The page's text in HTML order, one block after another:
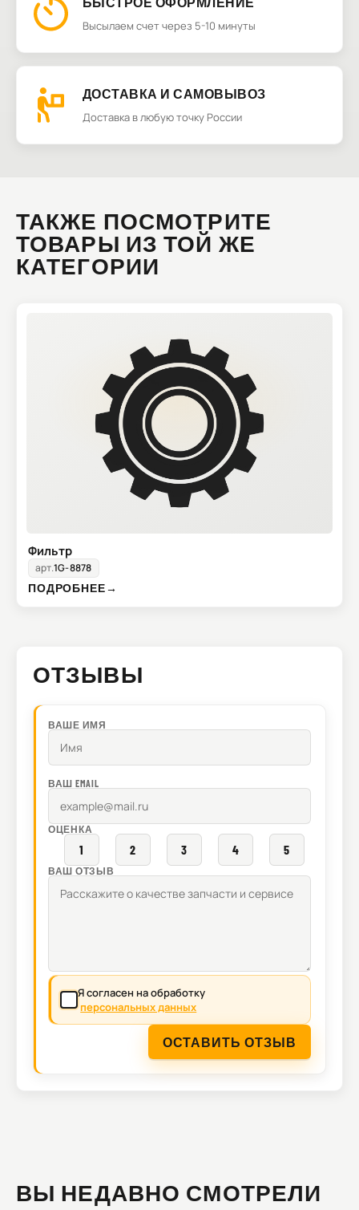
Высылаем счет через 5-10 минуты
ДОСТАВКА И САМОВЫВОЗ
Доставка в любую точку России
ТАКЖЕ ПОСМОТРИТЕ
ТОВАРЫ ИЗ ТОЙ ЖЕ
КАТЕГОРИИ
Фильтр
арт.1G-8878
ПОДРОБНЕЕ→
ОТЗЫВЫ
ВАШЕ ИМЯ
ВАШ EMAIL
ОЦЕНКА
1 2 3 4 5
ВАШ ОТЗЫВ
Я согласен на обработку
персональных данных
ОСТАВИТЬ ОТЗЫВ
ВЫ НЕДАВНО СМОТРЕЛИ